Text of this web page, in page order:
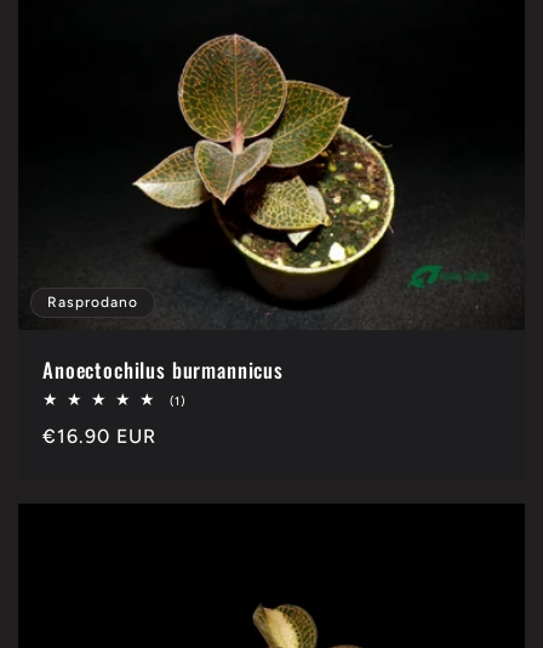
Rasprodano
Anoectochilus burmannicus
(1)
Redovna
€16.90 EUR